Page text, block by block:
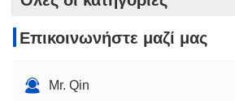
Επικοινωνήστε μαζί μας
Mr. Qin